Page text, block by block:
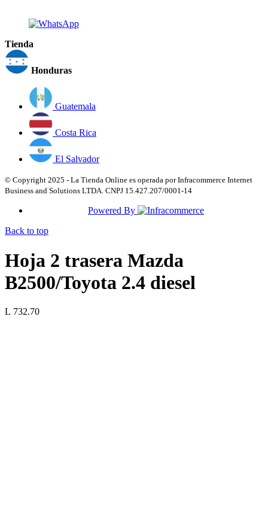
Tienda
Honduras
Guatemala
Costa Rica
El Salvador
© Copyright 2025 - La Tienda Online es operada por Infracommerce Internet
Business and Solutions LTDA. CNPJ 15.427.207/0001-14
Powered By
Back to top
Hoja 2 trasera Mazda
B2500/Toyota 2.4 diesel
L 732.70